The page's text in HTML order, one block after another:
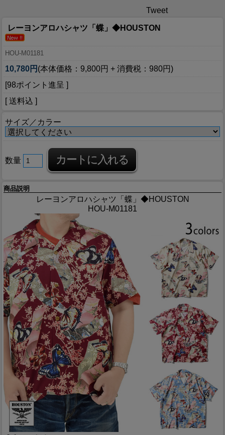
Tweet
レーヨンアロハシャツ「蝶」◆HOUSTON
HOU-M01181
10,780円 (本体価格：9,800円 + 消費税：980円)
[98ポイント進呈 ]
[ 送料込 ]
サイズ／カラー
数量
商品説明
レーヨンアロハシャツ「蝶」◆HOUSTON
HOU-M01181